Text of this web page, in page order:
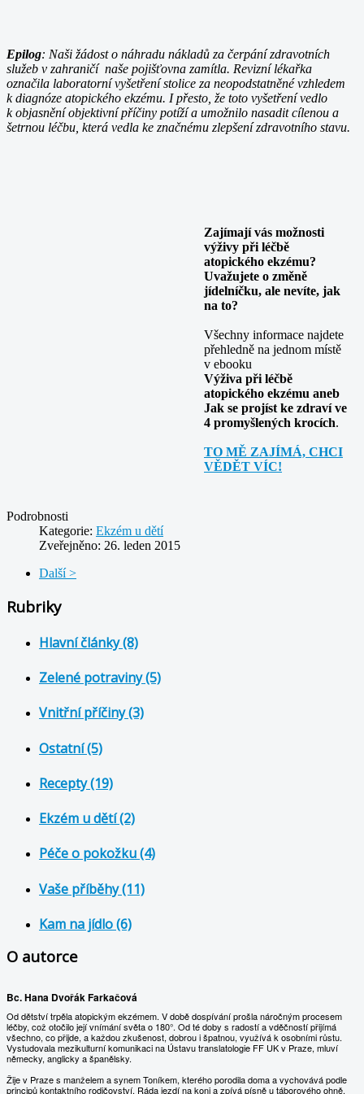
Epilog: Naši žádost o náhradu nákladů za čerpání zdravotních
služeb v zahraničí naše pojišťovna zamítla. Revizní lékařka
označila laboratorní vyšetření stolice za neopodstatněné vzhledem
k diagnóze atopického ekzému. I přesto, že toto vyšetření vedlo
k objasnění objektivní příčiny potíží a umožnilo nasadit cílenou a
šetrnou léčbu, která vedla ke značnému zlepšení zdravotního stavu.
Zajímají vás možnosti
výživy při léčbě
atopického ekzému?
Uvažujete o změně
jídelníčku, ale nevíte, jak
na to?
Všechny informace najdete
přehledně na jednom místě
v ebooku
Výživa při léčbě
atopického ekzému aneb
Jak se projíst ke zdraví ve
4 promyšlených krocích.
TO MĚ ZAJÍMÁ, CHCI
VĚDĚT VÍC!
Podrobnosti
Kategorie: Ekzém u dětí
Zveřejněno: 26. leden 2015
Další >
Rubriky
Hlavní články (8)
Zelené potraviny (5)
Vnitřní příčiny (3)
Ostatní (5)
Recepty (19)
Ekzém u dětí (2)
Péče o pokožku (4)
Vaše příběhy (11)
Kam na jídlo (6)
O autorce
Bc. Hana Dvořák Farkačová
Od dětství trpěla atopickým ekzémem. V době dospívání prošla náročným procesem
léčby, což otočilo její vnímání světa o 180°. Od té doby s radostí a vděčností přijímá
všechno, co přijde, a každou zkušenost, dobrou i špatnou, využívá k osobními růstu.
Vystudovala mezikulturní komunikaci na Ústavu translatologie FF UK v Praze, mluví
německy, anglicky a španělsky.
Žije v Praze s manželem a synem Toníkem, kterého porodila doma a vychovává podle
principů kontaktního rodičovství. Ráda jezdí na koni a zpívá písně u táborového ohně.